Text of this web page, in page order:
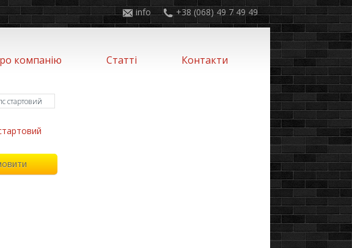
+38 (068) 49 7 49 49
info
компанію Статті Контакти
стартовий